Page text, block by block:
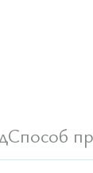
Способ